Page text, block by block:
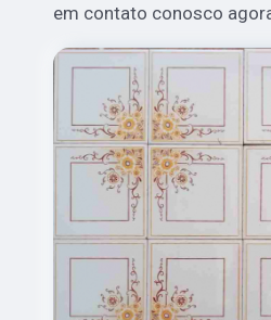
em contato conosco